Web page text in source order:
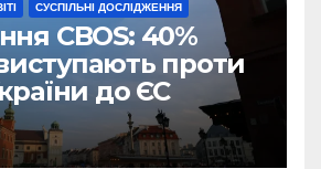
СУСПІЛЬНІ ДОСЛІДЖЕННЯ
CBOS: 40%
проти
до ЄС